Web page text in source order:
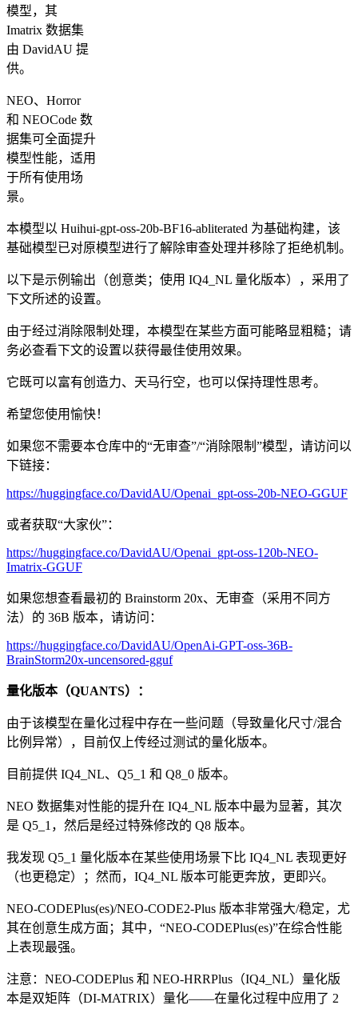
模型，其
Imatrix 数据集
由 DavidAU 提
供。
NEO、Horror
和 NEOCode 数
据集可全面提升
模型性能，适用
于所有使用场
景。
本模型以 Huihui-gpt-oss-20b-BF16-abliterated 为基础构建，该
基础模型已对原模型进行了解除审查处理并移除了拒绝机制。
以下是示例输出（创意类；使用 IQ4_NL 量化版本），采用了
下文所述的设置。
由于经过消除限制处理，本模型在某些方面可能略显粗糙；请
务必查看下文的设置以获得最佳使用效果。
它既可以富有创造力、天马行空，也可以保持理性思考。
希望您使用愉快！
如果您不需要本仓库中的“无审查”/“消除限制”模型，请访问以
下链接：
https://huggingface.co/DavidAU/Openai_gpt-oss-20b-NEO-GGUF
或者获取“大家伙”：
https://huggingface.co/DavidAU/Openai_gpt-oss-120b-NEO-
Imatrix-GGUF
如果您想查看最初的 Brainstorm 20x、无审查（采用不同方
法）的 36B 版本，请访问：
https://huggingface.co/DavidAU/OpenAi-GPT-oss-36B-
BrainStorm20x-uncensored-gguf
量化版本（QUANTS）：
由于该模型在量化过程中存在一些问题（导致量化尺寸/混合
比例异常），目前仅上传经过测试的量化版本。
目前提供 IQ4_NL、Q5_1 和 Q8_0 版本。
NEO 数据集对性能的提升在 IQ4_NL 版本中最为显著，其次
是 Q5_1，然后是经过特殊修改的 Q8 版本。
我发现 Q5_1 量化版本在某些使用场景下比 IQ4_NL 表现更好
（也更稳定）；然而，IQ4_NL 版本可能更奔放，更即兴。
NEO-CODEPlus(es)/NEO-CODE2-Plus 版本非常强大/稳定，尤
其在创意生成方面；其中，“NEO-CODEPlus(es)”在综合性能
上表现最强。
注意：NEO-CODEPlus 和 NEO-HRRPlus（IQ4_NL）量化版
本是双矩阵（DI-MATRIX）量化——在量化过程中应用了 2